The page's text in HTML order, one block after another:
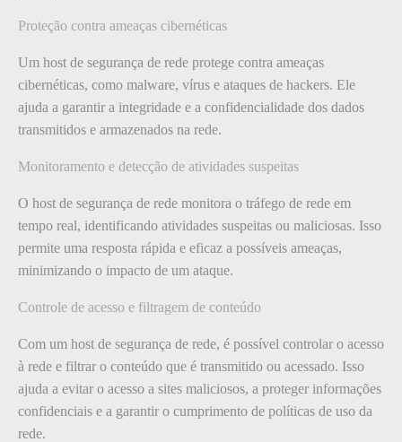
Proteção contra ameaças cibernéticas
Um host de segurança de rede protege contra ameaças
cibernéticas, como malware, vírus e ataques de hackers. Ele
ajuda a garantir a integridade e a confidencialidade dos dados
transmitidos e armazenados na rede.
Monitoramento e detecção de atividades suspeitas
O host de segurança de rede monitora o tráfego de rede em
tempo real, identificando atividades suspeitas ou maliciosas. Isso
permite uma resposta rápida e eficaz a possíveis ameaças,
minimizando o impacto de um ataque.
Controle de acesso e filtragem de conteúdo
Com um host de segurança de rede, é possível controlar o acesso
à rede e filtrar o conteúdo que é transmitido ou acessado. Isso
ajuda a evitar o acesso a sites maliciosos, a proteger informações
confidenciais e a garantir o cumprimento de políticas de uso da
rede.